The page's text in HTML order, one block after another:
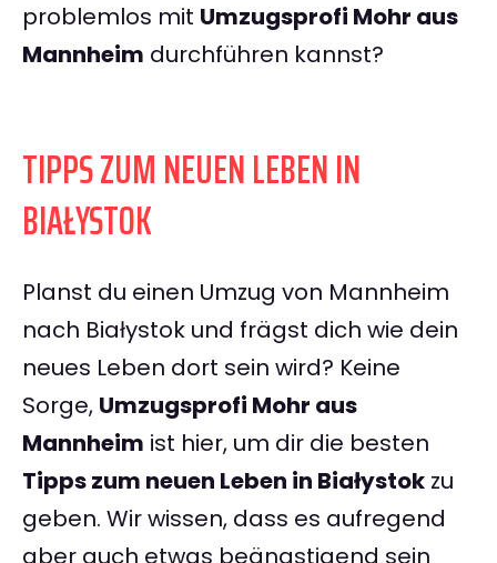
problemlos mit Umzugsprofi Mohr aus
Mannheim durchführen kannst?
TIPPS ZUM NEUEN LEBEN IN
BIAŁYSTOK
Planst du einen Umzug von Mannheim
nach Białystok und frägst dich wie dein
neues Leben dort sein wird? Keine
Sorge, Umzugsprofi Mohr aus
Mannheim ist hier, um dir die besten
Tipps zum neuen Leben in Białystok zu
geben. Wir wissen, dass es aufregend